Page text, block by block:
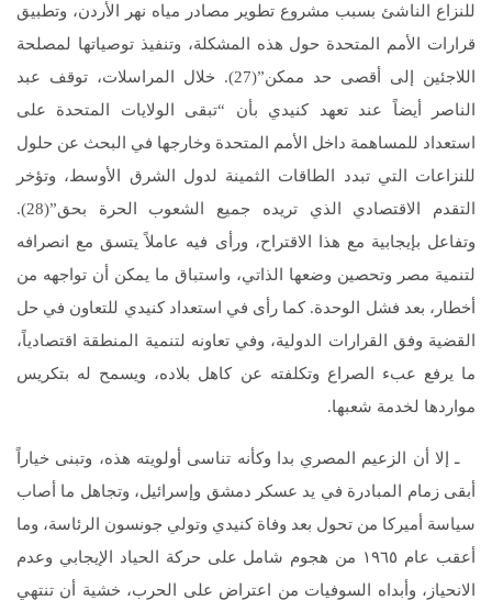
للنزاع الناشئ بسبب مشروع تطوير مصادر مياه نهر الأردن، وتطبيق
قرارات الأمم المتحدة حول هذه المشكلة، وتنفيذ توصياتها لمصلحة
اللاجئين إلى أقصى حد ممكن”(27). خلال المراسلات، توقف عبد
الناصر أيضاً عند تعهد كنيدي بأن “تبقى الولايات المتحدة على
استعداد للمساهمة داخل الأمم المتحدة وخارجها في البحث عن حلول
للنزاعات التي تبدد الطاقات الثمينة لدول الشرق الأوسط، وتؤخر
التقدم الاقتصادي الذي تريده جميع الشعوب الحرة بحق”(28).
وتفاعل بإيجابية مع هذا الاقتراح، ورأى فيه عاملاً يتسق مع انصرافه
لتنمية مصر وتحصين وضعها الذاتي، واستباق ما يمكن أن تواجهه من
أخطار، بعد فشل الوحدة. كما رأى في استعداد كنيدي للتعاون في حل
القضية وفق القرارات الدولية، وفي تعاونه لتنمية المنطقة اقتصادياً،
ما يرفع عبء الصراع وتكلفته عن كاهل بلاده، ويسمح له بتكريس
مواردها لخدمة شعبها.
ـ إلا أن الزعيم المصري بدا وكأنه تناسى أولويته هذه، وتبنى خياراً
أبقى زمام المبادرة في يد عسكر دمشق وإسرائيل، وتجاهل ما أصاب
سياسة أميركا من تحول بعد وفاة كنيدي وتولي جونسون الرئاسة، وما
أعقب عام ١٩٦٥ من هجوم شامل على حركة الحياد الإيجابي وعدم
الانحياز، وأبداه السوفيات من اعتراض على الحرب، خشية أن تنتهي